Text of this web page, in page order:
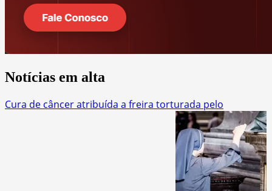
Notícias em alta
Cura de câncer atribuída a freira torturada pelo